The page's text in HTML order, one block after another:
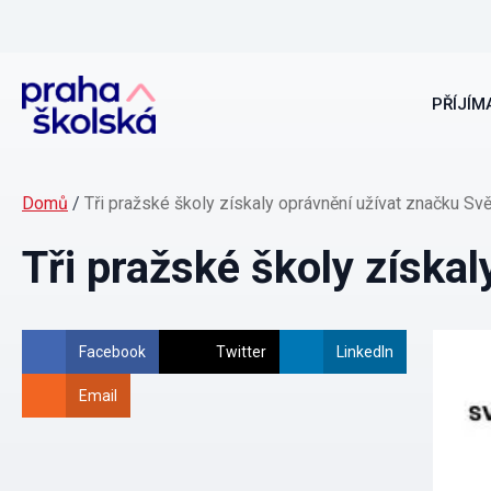
Domů / Tři pražské školy získaly oprávnění užívat značku
Tři pražské školy
Facebook Twitter LinkedIn
Email